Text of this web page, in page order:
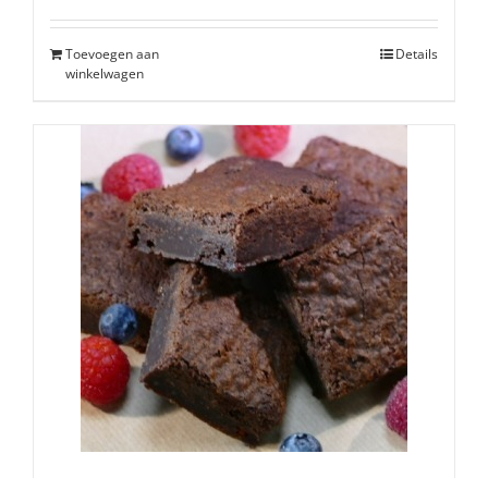
Toevoegen aan
winkelwagen
Details